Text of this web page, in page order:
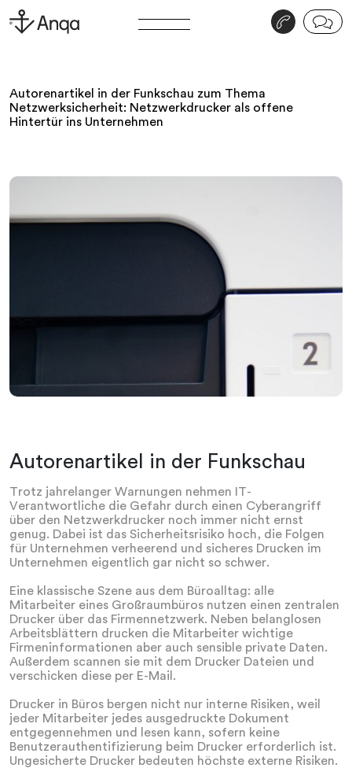
v j
Autorenartikel in der Funkschau zum Thema
Netzwerksicherheit: Netzwerkdrucker als offene
Hintertür ins Unternehmen
Autorenartikel in der Funkschau
Trotz jahrelanger Warnungen nehmen IT-
Verantwortliche die Gefahr durch einen Cyberangriff
über den Netzwerkdrucker noch immer nicht ernst
genug. Dabei ist das Sicherheitsrisiko hoch, die Folgen
für Unternehmen verheerend und sicheres Drucken im
Unternehmen eigentlich gar nicht so schwer.
Eine klassische Szene aus dem Büroalltag: alle
Mitarbeiter eines Großraumbüros nutzen einen zentralen
Drucker über das Firmennetzwerk. Neben belanglosen
Arbeitsblättern drucken die Mitarbeiter wichtige
Firmeninformationen aber auch sensible private Daten.
Außerdem scannen sie mit dem Drucker Dateien und
verschicken diese per E-Mail.
Drucker in Büros bergen nicht nur interne Risiken, weil
jeder Mitarbeiter jedes ausgedruckte Dokument
entgegennehmen und lesen kann, sofern keine
Benutzerauthentifizierung beim Drucker erforderlich ist.
Ungesicherte Drucker bedeuten höchste externe Risiken.